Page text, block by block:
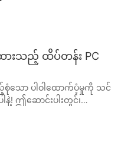
ားသည့် ထိပ်တန်း PC
- ပါဝါထောက်ပံ့မှုရွေးချယ်ရာတွင် ထည့်သွင်းစဉ်းစားရမည့် ပထမဆုံးနှင့် အရေးကြီးဆုံးအချက်မှာ ဝပ်အားဖြစ်သည်။ power supply တစ်ခု၏ wattage rating သည် သင့် အစိတ်အပိုင်းများသို့ ပါဝါမည်မျှ ပို့ဆောင်ပေးနိုင်သည်ကို ညွှန်ပြပါသည်။ ပါဝါထောက်ပံ့မှုကို ဝန်ပိုမချဘဲ သင့်အစိတ်အပိုင်းများအားလုံး လုံလောက်သောပါဝါရရှိကြောင်း သေချာစေရန်အတွက် လုံလောက်သော ဝပ်ပါဝါရှိသော ပါဝါထောက်ပံ့မှုကို ရွေးချယ်ရန် အရေးကြီးပါသည်။ 2. ထိရောက်မှု- ပါဝါထောက်ပံ့မှု၏ ထိရောက်မှုသည် ထည့်သွင်းစဉ်းစားရန် နောက်ထပ်အရေးကြီးသောအချက်ဖြစ်သည်။ ပိုမိုထိရောက်သော ပါဝါပေးဝေမှုသည် စွမ်းအင်လျော့နည်းစေပြီး အပူလျော့နည်းစေကာ လျှပ်စစ်မီတာခများ နည်းပါးကာ သင့်အစိတ်အပိုင်းများအတွက် သက်တမ်းပိုကြာစေသည်။ အကောင်းဆုံးစွမ်းဆောင်ရည်အတွက် 80 Plus Bronze အဆင့်သတ်မှတ်ထားသော ပါဝါထောက်ပံ့မှုများကို ရှာဖွေပါ။ 3. Modular နှင့် Non-Modular: Power Supply များသည် Modular နှင့် Non-Modular ဒီဇိုင်းများဖြင့် လာပါသည်။ Modular ပါဝါထောက်ပံ့မှုများသည် သင်လိုအပ်သော ကေဘယ်ကြိုးများကိုသာ ချိတ်ဆက်နိုင်စေပြီး ကေဘယ်ကြိုးရှုပ်ပွခြင်းကို လျှော့ချပေးပြီး သင့် PC case တွင် လေဝင်လေထွက်ကောင်းမွန်စေသည်။ အခြားတစ်ဖက်တွင်မူ မော်ဂျူလာမဟုတ်သော ပါဝါထောက်ပံ့ရေးပစ္စည်းများသည် ကြိုးများကို ပုံသေကြိုးများပါရှိသည်။ သင့်လိုအပ်ချက်နှင့် ဘတ်ဂျက်နှင့် အကိုက်ညီဆုံး ဒီဇိုင်းကို ရွေးချယ်ပါ။ 4. အရည်အသွေးနှင့် ယုံကြည်စိတ်ချရမှု- အရည်အသွေးနှင့် ယုံကြည်စိတ်ချရမှုသေချာစေရန် ဂုဏ်သိက္ခာရှိသော ဓာတ်အားထုတ်လုပ်သူထံမှ ပါဝါထောက်ပံ့မှုကို ရွေးချယ်ရန် အရေးကြီးပါသည်။ အရည်အသွေးမြင့် ပါဝါထောက်ပံ့မှုတွင် ပိုမိုကောင်းမွန်သော တည်ဆောက်မှုအရည်အသွေး၊ ယုံကြည်စိတ်ချရသော အစိတ်အပိုင်းများကို အသုံးပြုကာ သင့်အစိတ်အပိုင်းများကို ပါဝါတက်လာခြင်းနှင့် အတက်အကျများမှ ကာကွယ်ရန် ပိုမိုကောင်းမွန်သော အကာအကွယ်အင်္ဂါရပ်များကို ပေးဆောင်မည်ဖြစ်သည်။ 5. အရွယ်အစားနှင့် ပုံစံအချက်- Power Supply များသည် PC Case အမျိုးမျိုးနှင့် အံဝင်ခွင်ကျဖြစ်စေရန်အတွက် မတူညီသောအရွယ်အစားနှင့် ဖောင်ပုံစံအချက်များဖြင့် လာပါသည်။ သင်၏ PC Case နှင့် Motherboard တို့နှင့် တွဲဖက်အသုံးပြုနိုင်သော ပါဝါထောက်ပံ့မှုကို သေချာစွာ ရွေးချယ်ပါ။ သင့်လျော်ကိုက်ညီမှုရှိစေရန် ပါဝါထောက်ပံ့မှု၏အတိုင်းအတာနှင့် ပုံစံအချက်တို့ကို စစ်ဆေးပါ။ 6. ချိတ်ဆက်မှုများနှင့် လိုက်ဖက်ညီမှု- ပါဝါထောက်ပံ့မှုမှ ပေးဆောင်သော ချိတ်ဆက်ကိရိယာ အရေအတွက်နှင့် အမျိုးအစားများကို ထည့်သွင်းစဉ်းစားပါ။ သင့်မားသားဘုတ်၊ CPU၊ GPU၊ နှင့် သိုလှောင်မှုကိရိယာများအပါအဝင် သင့်အစိတ်အပိုင်းအားလုံးကို ပါဝါပေးရန်အတွက် လိုအပ်သောချိတ်ဆက်ကိရိယာများ ရှိကြောင်း သေချာပါစေ။ ချိတ်ဆက်မှုပြဿနာများကို ရှောင်ရှားရန် သင့်အစိတ်အပိုင်းများနှင့် ကိုက်ညီမှုရှိမရှိ စစ်ဆေးပါ။ 7. ဆူညံသံအဆင့်- ပါဝါထောက်ပံ့မှုတစ်ခု၏ ဆူညံသံအဆင့်သည် သင့် PC တစ်ခုလုံး၏ ဆူညံသံအဆင့်ကို သိသိသာသာ သက်ရောက်မှုရှိနိုင်သည်။ အကောင်းမွန်ဆုံး အအေးပေးစွမ်းဆောင်မှုကို ထိန်းသိမ်းထားစဉ်တွင် ဆူညံသံအဆင့်များကို လျှော့ချရန် ငြိမ်သက်နေသော ပန်ကာများနှင့် ထိရောက်သော အအေးပေးသည့် ဒီဇိုင်းများကို ရှာဖွေပါ။ 8. အာမခံနှင့် ပံ့ပိုးမှု- နောက်ဆုံးအနေဖြင့်၊ ပါဝါထောက်ပံ့ရေးထုတ်လုပ်သူမှ ပေးဆောင်သော အာမခံနှင့် ပံ့ပိုးမှုများကို ထည့်သွင်းစဉ်းစားပါ။ ပိုရှည်သောအာမခံကာလသည် ထုတ်လုပ်သူ၏ထုတ်ကုန်၏အရည်အသွေးနှင့် ယုံကြည်စိတ်ချရမှုအပေါ် ယုံကြည်မှုကိုဖော်ပြသည်။ စိတ်ချမ်းသာမှုအတွက် သင့်တင့်လျောက်ပတ်သော အာမခံနှင့် ယုံကြည်စိတ်ချရသော သုံးစွဲသူများ၏ ပံ့ပိုးကူညီမှုဖြင့် ပါဝါထောက်ပံ့မှုကို ရွေးချယ်ပါ။ အထက်ဖော်ပြပါ အချက်များအပေါ် အခြေခံ၍ ကျွမ်းကျင်သူများက အကြံပြုထားသော ထိပ်တန်း PC ပါဝါထောက်ပံ့မှု ၁၀ ​​ခုစာရင်းကို ပြုစုထားပါသည်။ 1. Corsair RM750x 2. EVGA SuperNOVA 750 G5 3. Seasonic Focus GX-650 4. Thermaltake Toughpower Grand RGB 850W 5. Cooler Master MWE Gold 750 V2 6. တိတ်တိတ်နေပါ။ ဖြောင့်ပါဝါ 11 850W7. NZXT C750 8. SilverStone Strider Platinum 1000W 9. Antec Earthwatts Gold Pro 750W 10. ASUS ROG Thor 850W အဆိုပါ ပါဝါထောက်ပံ့မှုများကို ၎င်းတို့၏ မြင့်မားသော ဝပ်အား၊ ထိရောက်မှု၊ အရည်အသွေး၊ ယုံကြည်စိတ်ချရမှု၊ နှင့် ကျယ်ပြန့်သော PC အစိတ်အပိုင်းများနှင့် တွဲဖက်အသုံးပြုနိုင်မှုအပေါ် အခြေခံ၍ ရွေးချယ်ထားသည်။ သင့် PC အတွက် တည်ငြိမ်ပြီး ထိရောက်သော ပါဝါထောက်ပံ့မှုကို သေချာစေရန် အဆိုပါ ပါဝါထောက်ပံ့မှုများထဲမှ တစ်ခုကို ရွေးချယ်ပါ။ သင်၏ သီးခြား လိုအပ်ချက်များနှင့် လိုအပ်ချက်များ ပြည့်မီရန် ပါဝါထောက်ပံ့မှု ရွေးချယ်ရာတွင် အထက်ဖော်ပြပါ အချက်များကို ထည့်သွင်းစဉ်းစားရန် မမေ့ပါနှင့်။ - ယုံကြည်စိတ်ချရသော Power Supplies ၏ ထိပ်တန်းအင်္ဂါရပ်များ PC တစ်ခုကို တည်ဆောက်ခြင်း သို့မဟုတ် အဆင့်မြှင့်တင်ခြင်းတွင် ထည့်သွင်းစဉ်းစားရန် အရေးကြီးဆုံး အစိတ်အပိုင်းတစ်ခုမှာ ပါဝါထောက်ပံ့ရေးယူနစ် (PSU) ဖြစ်သည်။ ယုံကြည်စိတ်ချရသော ပါဝါထောက်ပံ့မှုသည် သင့်ကွန်ပြူတာ၏ အခြားအစိတ်အပိုင်းအားလုံးကို ပါဝါအားဖြည့်ရန်နှင့် အကောင်းဆုံးစွမ်းဆောင်ရည်နှင့် အသက်ရှည်မှုတို့ကို သေချာစေရန်အတွက် မရှိမဖြစ်လိုအပ်ပါသည်။ ဤဆောင်းပါးတွင်၊ ကျွန်ုပ်တို့သည် ယုံကြည်စိတ်ချရသော ပါဝါထောက်ပ